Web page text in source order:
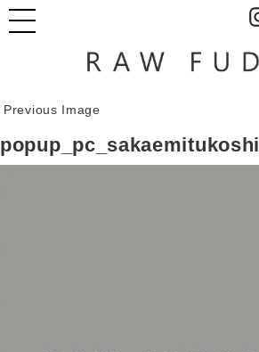
Previous Image
popup_pc_sakaemitukoshi